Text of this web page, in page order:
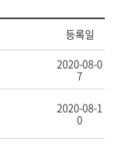
등록일
2020-08-0
7
2020-08-1
0